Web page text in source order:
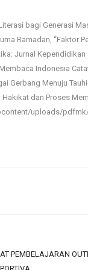
bagi Generasi
Ramadan, “Faktor
Jurnal
Indonesia
Gerbang Menuju
dan Proses
uploads/pdfmk/
PEMBELAJARAN